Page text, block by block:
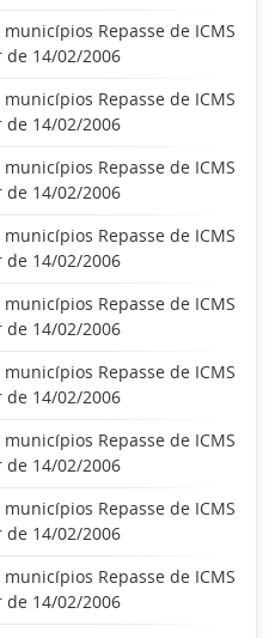
Repasse de ICMS
de 14/02/2006
Repasse de ICMS
de 14/02/2006
Repasse de ICMS
de 14/02/2006
Repasse de ICMS
de 14/02/2006
Repasse de ICMS
de 14/02/2006
Repasse de ICMS
de 14/02/2006
Repasse de ICMS
de 14/02/2006
Repasse de ICMS
de 14/02/2006
Repasse de ICMS
de 14/02/2006